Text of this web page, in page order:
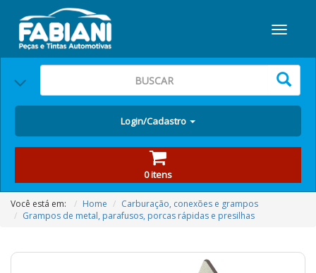
Login/Cadastro
0 itens
Você está em: Home
Carburação, conexões e grampos
Grampos de metal, parafusos, porcas rápidas e presilhas